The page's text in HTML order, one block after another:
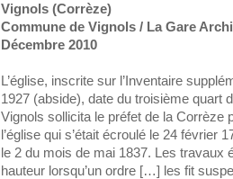
Vignols (Corrèze)
Commune de Vignols / La Gare
Décembre 2010
L’église, inscrite sur l’Inventaire
1927 (abside), date du troisième quart
Vignols sollicita le préfet de la Corrèze
l’église qui s’était écroulé le 24
le 2 du mois de mai 1837. Les travaux
hauteur lorsqu’un ordre […] les fit